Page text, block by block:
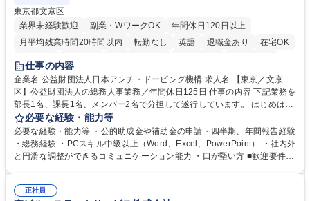
東京都文京区
業界未経験歓迎
副業・WワークOK
年間休日120日以上
月平均残業時間20時間以内
転勤なし 英語 退職金あり
在宅OK
賞与あり
育休あり
食事補助あり
仕事の内容
企業名 公益財団法人日本アンチ・ドーピング機構 求人名 【東京／文京
区】公益財団法人の総務人事業務／年間休日125日 仕事の内容 下記業務を
部長1名、課長1名、メンバー2名で分担して遂行しています。 はじめは担
当者として業務を覚えていただき、ゆくゆくはリーダーやマネージャーポ
ジションとして活躍いただくことを期待しています。 【総務・人事グルー
プの業務内容】 ・人事制度関連 ・採用活動 ・教育研修の企画、実行 ・勤
怠管理 ・官公庁への各種提出 ・法定の会議運営（評議員会、理事会） ・
管理 ・福利厚生関連 ・職員からの問合せ、相談対応 ・その他日常の総務
必要な経験・能力等
必要な経験・能力等 ・公的助成金や補助金の申請・四半期、年間報告経験
・総務経験 ・PCスキル中級以上（Word、Excel、PowerPoint） ・社内外
と円滑な調整ができるコミュニケーション能力 ・口が堅い方 ■歓迎要件
正社員